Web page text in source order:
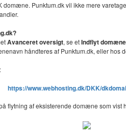
Punktum.dk vil ikke mere
Avanceret oversigt, se etIndflyt domæne
håndteres af Punktum.dk, eller
https://www.webhosting.dk/DKK/
flytning af eksisterende domæne som vist